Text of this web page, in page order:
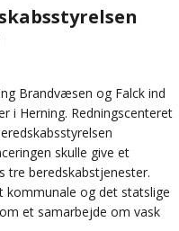
komme af sted i 2025
Brandvæsen og Falck ind
i Herning. Redningscenteret
skulle give et
tre beredskabstjenester.
kommunale og det statslige
et samarbejde om vask